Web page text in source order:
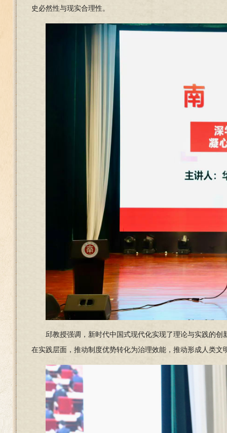
史必然性与现实合理性。
邱教授强调，新时代中国式现代化实现了理论与实践的
在实践层面，推动制度优势转化为治理效能，推动形成人类